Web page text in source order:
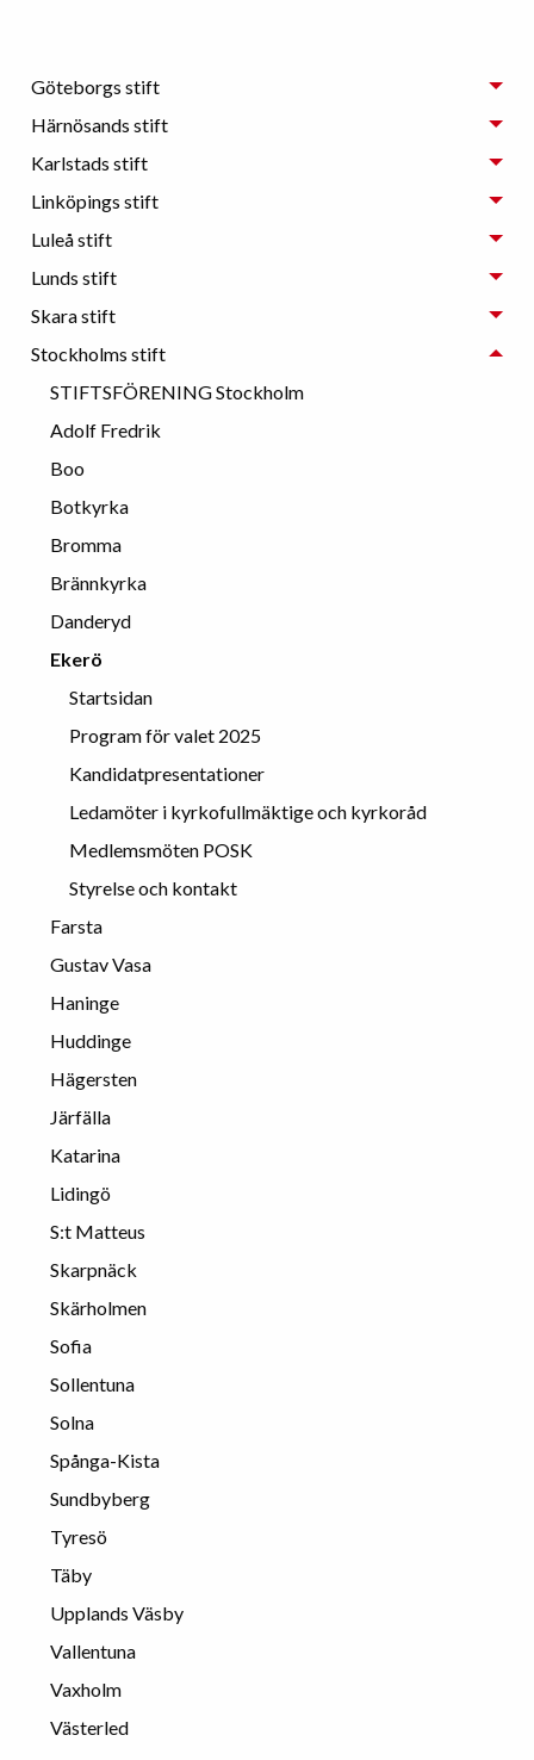
Göteborgs stift
Härnösands stift
Karlstads stift
Linköpings stift
Luleå stift
Lunds stift
Skara stift
Stockholms stift
STIFTSFÖRENING Stockholm
Adolf Fredrik
Boo
Botkyrka
Bromma
Brännkyrka
Danderyd
Ekerö
Startsidan
Program för valet 2025
Kandidatpresentationer
Ledamöter i kyrkofullmäktige och kyrkoråd
Medlemsmöten POSK
Styrelse och kontakt
Farsta
Gustav Vasa
Haninge
Huddinge
Hägersten
Järfälla
Katarina
Lidingö
S:t Matteus
Skarpnäck
Skärholmen
Sofia
Sollentuna
Solna
Spånga-Kista
Sundbyberg
Tyresö
Täby
Upplands Väsby
Vallentuna
Vaxholm
Västerled